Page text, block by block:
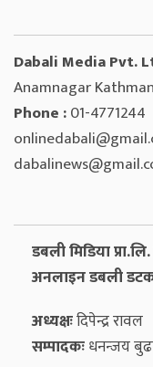
Dabali Media Pvt.
Anamnagar
Phone :01-4771244
डबली मिडिया
अनलाइन डबली
अध्यक्षःदिपेन्द्र रावल
सम्पादकःधनन्‍जय